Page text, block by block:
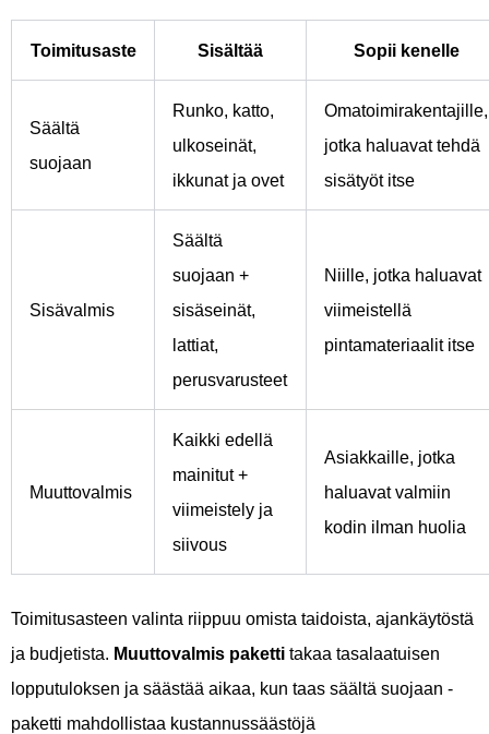
Toimitusaste Sisältää Sopii kenelle
Säältä
suojaan
Runko, katto,
ulkoseinät,
ikkunat ja ovet
Omatoimirakentajille,
jotka haluavat tehdä
sisätyöt itse
Sisävalmis
Säältä
suojaan +
sisäseinät,
lattiat,
perusvarusteet
Niille, jotka haluavat
viimeistellä
pintamateriaalit itse
Muuttovalmis
Kaikki edellä
mainitut +
viimeistely ja
siivous
Asiakkaille, jotka
haluavat valmiin
kodin ilman huolia
Toimitusasteen valinta riippuu omista taidoista, ajankäytöstä
ja budjetista. Muuttovalmis paketti takaa tasalaatuisen
lopputuloksen ja säästää aikaa, kun taas säältä suojaan -
paketti mahdollistaa kustannussäästöjä